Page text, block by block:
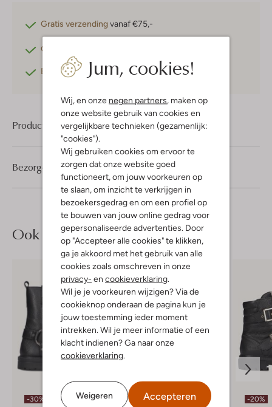
Jum, cookies!
Wij, en onze negen partners , maken op
onze website gebruik van cookies en
vergelijkbare technieken (gezamenlijk:
"cookies").
Wij gebruiken cookies om ervoor te
zorgen dat onze website goed
functioneert, om jouw voorkeuren op
te slaan, om inzicht te verkrijgen in
bezoekersgedrag en om een profiel op
te bouwen van jouw online gedrag voor
gepersonaliseerde advertenties. Door
op "Accepteer alle cookies" te klikken,
ga je akkoord met het gebruik van alle
cookies zoals omschreven in onze
privacy- en cookieverklaring
Wil je je voorkeuren wijzigen? Via de
cookieknop onderaan de pagina kun je
jouw toestemming ieder moment
intrekken. Wil je meer informatie of een
klacht indienen? Ga naar onze
cookieverklaring
Weigeren Accepteren
Gratis verzendingvanaf €75,-
Gratis retourneren
Betaal achterafmet Klarna
Product informatie
Bezorgen & retourneren
Ook iets voor jou?
-30%
-40%
-20%